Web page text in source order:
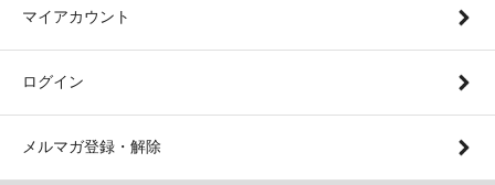
マイアカウント
ログイン
メルマガ登録・解除